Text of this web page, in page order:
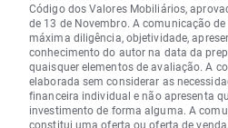
Código dos Valores Mobiliários,
de 13 de Novembro. A comunicação
máxima diligência, objetividade,
conhecimento do autor na data da
quaisquer elementos de avaliação. A
elaborada sem considerar as
financeira individual e não apresenta
investimento de forma alguma. A
constitui uma oferta ou oferta de